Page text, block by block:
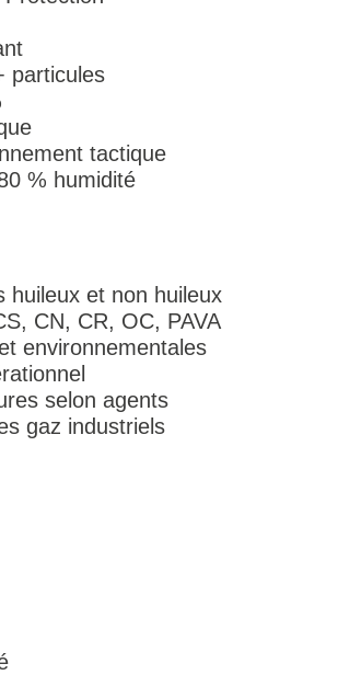
particules
tactique
% humidité
huileux et non huileux
CN, CR, OC, PAVA
environnementales
selon agents
gaz industriels